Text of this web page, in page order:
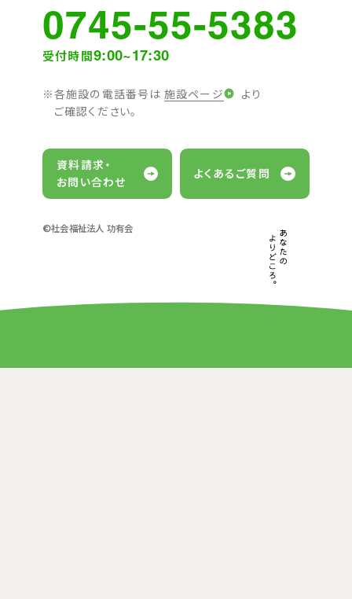
0745-55-5383
受付時間9:00~17:30
各施設の電話番号は施設ページ
より
ご確認ください。
資料請求・
お問い合わせ
よくあるご質問
©社会福祉法人 功有会